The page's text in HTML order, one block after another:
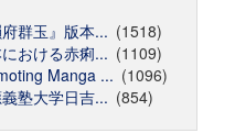
府群玉』版本... (1518)
おける赤痢... (1109)
Manga ... (1096)
塾大学日吉... (854)